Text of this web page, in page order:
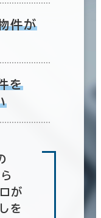
件が
を
が
を